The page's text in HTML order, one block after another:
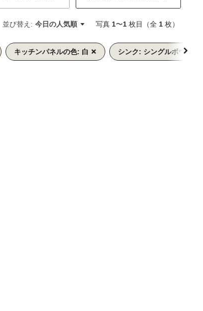
並び替え: 今日の人気順 写真 1〜1 枚目（全 1 枚）
キッチンパネルの色: 白
シンク: シングルボウル